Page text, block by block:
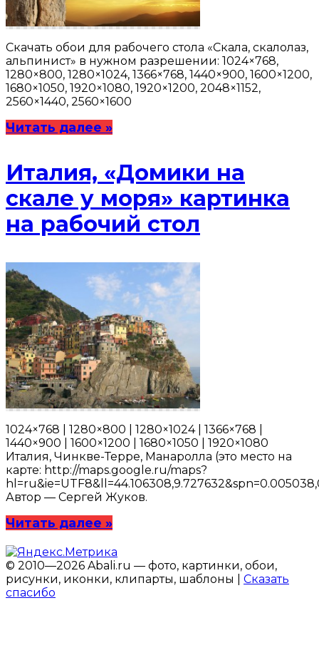
Скачать обои для рабочего стола «Скала, скалолаз,
альпинист» в нужном разрешении: 1024×768,
1280×800, 1280×1024, 1366×768, 1440×900, 1600×1200,
1680×1050, 1920×1080, 1920×1200, 2048×1152,
2560×1440, 2560×1600
Читать далее »
Италия, «Домики на
скале у моря» картинка
на рабочий стол
1024×768 | 1280×800 | 1280×1024 | 1366×768 |
1440×900 | 1600×1200 | 1680×1050 | 1920×1080
Италия, Чинкве-Терре, Манаролла (это место на
карте: http://maps.google.ru/maps?
Автор — Сергей Жуков.
Читать далее »
© 2010—2026 Abali.ru — фото, картинки, обои,
рисунки, иконки, клипарты, шаблоны | Сказать
спасибо